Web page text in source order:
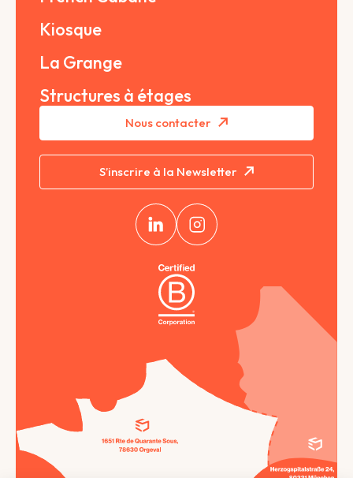
Kiosque
La Grange
Structures à étages
Nous contacter
S’inscrire à la Newsletter